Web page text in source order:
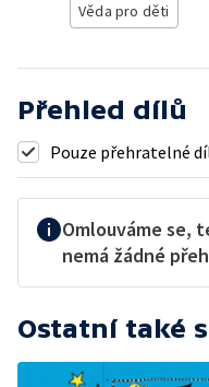
Věda pro děti
Přehled dílů
Pouze přehratelné
Omlouváme se,
nemá žádné
Ostatní také